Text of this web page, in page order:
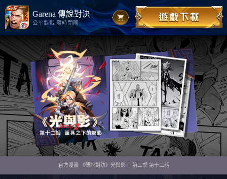
Garena 傳說對決
公平對戰 隨時開團
官方漫畫 《傳說對決》光與影 │ 第二季 第十二話